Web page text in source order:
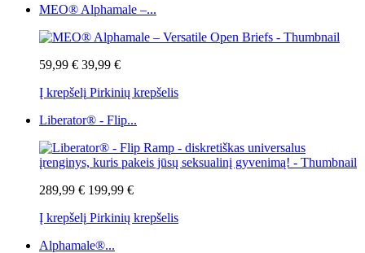
MEO® Alphamale –...
59,99 € 39,99 €
Į krepšelį Pirkinių krepšelis
Liberator® - Flip...
289,99 € 199,99 €
Į krepšelį Pirkinių krepšelis
Alphamale®...